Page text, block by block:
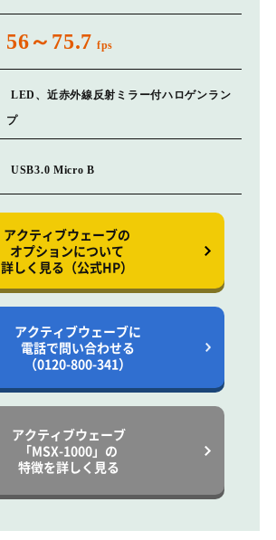
56～75.7 fps
LED、近赤外線反射ミラー付ハロゲンラン
プ
USB3.0 Micro B
アクティブウェーブの
オプションについて
詳しく見る（公式HP）
アクティブウェーブに
電話で問い合わせる
（0120-800-341）
アクティブウェーブ
「MSX-1000」の
特徴を詳しく見る